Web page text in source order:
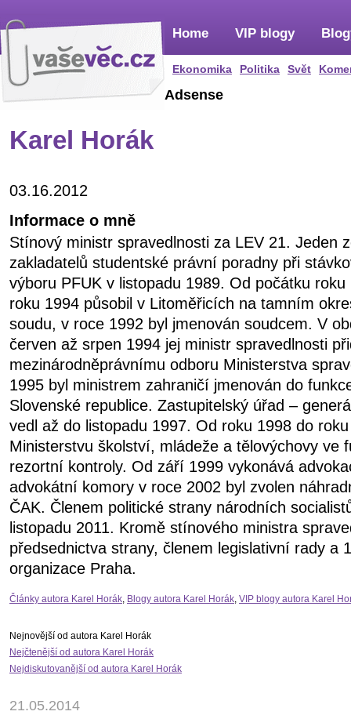
Home
Ekonomika Politika Svět
VIP blogy
Adsense
Karel Horák
03.16.2012
Informace o mně
Stínový ministr spravedlnosti za LEV 21. Jeden
zakladatelů studentské právní poradny při
výboru PFUK v listopadu 1989. Od počátku roku
roku 1994 působil v Litoměřicích na tamním
soudu, v roce 1992 byl jmenován soudcem. V
červen až srpen 1994 jej ministr spravedlnosti
mezinárodněprávnímu odboru Ministerstva
1995 byl ministrem zahraničí jmenován do
Slovenské republice. Zastupitelský úřad –
vedl až do listopadu 1997. Od roku 1998 do
Ministerstvu školství, mládeže a tělovýchovy ve
rezortní kontroly. Od září 1999 vykonává
advokátní komory v roce 2002 byl zvolen
ČAK. Členem politické strany národních
listopadu 2011. Kromě stínového ministra
předsednictva strany, členem legislativní rady a
organizace Praha.
Články autora Karel Horák, Blogy autora Karel Horák, VIP blogy autora Karel
Nejnovější od autora Karel Horák
Nejčtenější od autora Karel Horák
Nejdiskutovanější od autora Karel Horák
21.05.2014